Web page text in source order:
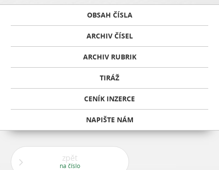
OBSAH ČÍSLA
ARCHIV ČÍSEL
ARCHIV RUBRIK
TIRÁŽ
CENÍK INZERCE
NAPIŠTE NÁM
zpět
na číslo